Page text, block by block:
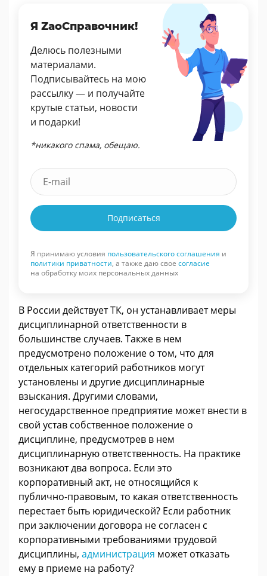
Я ZaoСправочник!
Делюсь полезными
материалами.
Подписывайтесь на мою
рассылку — и получайте
крутые статьи, новости
и подарки!
*никакого спама, обещаю.
Подписаться
Я принимаю условия пользовательского соглашения и
политики приватности, а также даю свое согласие
на обработку моих персональных данных
В России действует ТК, он устанавливает меры
дисциплинарной ответственности в
большинстве случаев. Также в нем
предусмотрено положение о том, что для
отдельных категорий работников могут
установлены и другие дисциплинарные
взыскания. Другими словами,
негосударственное предприятие может внести в
свой устав собственное положение о
дисциплине, предусмотрев в нем
дисциплинарную ответственность. На практике
возникают два вопроса. Если это
корпоративный акт, не относящийся к
публично-правовым, то какая ответственность
перестает быть юридической? Если работник
при заключении договора не согласен с
корпоративными требованиями трудовой
дисциплины, администрация может отказать
ему в приеме на работу?